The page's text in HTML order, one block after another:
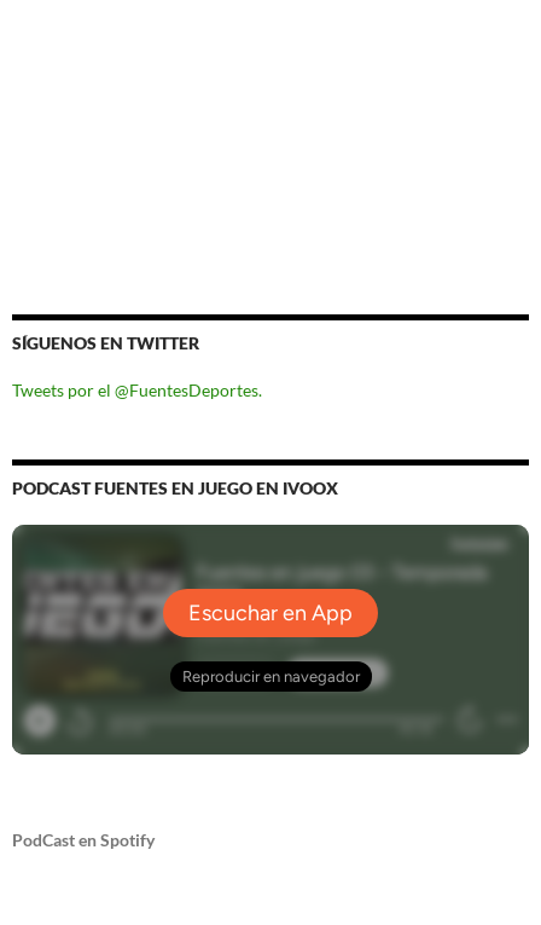
SÍGUENOS EN TWITTER
Tweets por el @FuentesDeportes.
PODCAST FUENTES EN JUEGO EN IVOOX
PodCast en Spotify